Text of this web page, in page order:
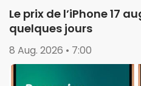
Le prix de l’iPhone 17
quelques jours
8 Aug. 2026 • 7:00